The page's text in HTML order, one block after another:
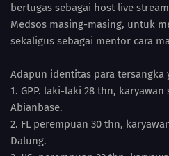
bertugas sebagai host live
Medsos masing-masing, untuk
sekaligus sebagai mentor cara
Adapun identitas para tersangka
1. GPP. laki-laki 28 thn,
Abianbase.
2. FL perempuan 30 thn,
Dalung.